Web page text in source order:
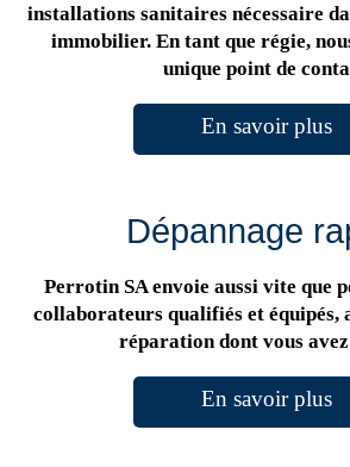
installations sanitaires nécessaire
immobilier. En tant que régie,
unique point de
En savoir plus
Dépannage
Perrotin SA envoie aussi vite que
collaborateurs qualifiés et équipés,
réparation dont vous
En savoir plus